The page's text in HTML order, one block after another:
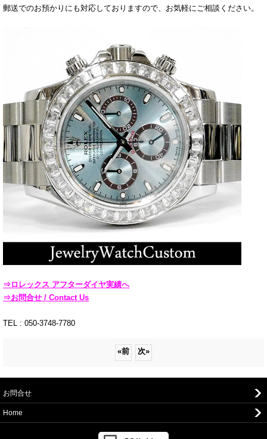
郵送でのお預かりにも対応しておりますので、お気軽にご相談ください。
⇒ロレックス アフターダイヤ実績へ
⇒お問合せ / Contact Us
TEL : 050-3748-7780
«前 次»
お問合せ
Home